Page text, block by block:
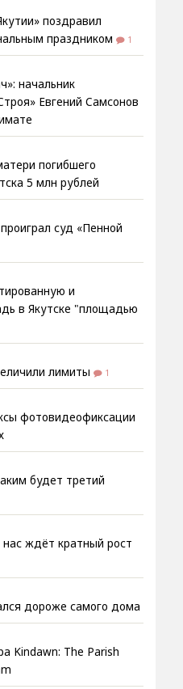
поздравил
праздником
1
начальник
Евгений Самсонов
погибшего
5 млн рублей
суд «Пенной
и
в Якутске "площадью
лимиты 1
фотовидеофиксации
будет третий
нас ждёт кратный рост
дороже самого дома
Kindawn: The Parish